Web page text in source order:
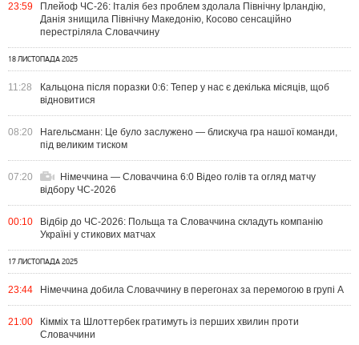
23:59
Плейоф ЧС-26: Італія без проблем здолала Північну Ірландію,
Данія знищила Північну Македонію, Косово сенсаційно
перестріляла Словаччину
18 ЛИСТОПАДА 2025
11:28
Кальцона після поразки 0:6: Тепер у нас є декілька місяців, щоб
відновитися
08:20
Нагельсманн: Це було заслужено — блискуча гра нашої команди,
під великим тиском
07:20
Німеччина — Словаччина 6:0 Відео голів та огляд матчу
відбору ЧС-2026
00:10
Відбір до ЧС-2026: Польща та Словаччина складуть компанію
Україні у стикових матчах
17 ЛИСТОПАДА 2025
23:44 Німеччина добила Словаччину в перегонах за перемогою в групі A
21:00
Кімміх та Шлоттербек гратимуть із перших хвилин проти
Словаччини